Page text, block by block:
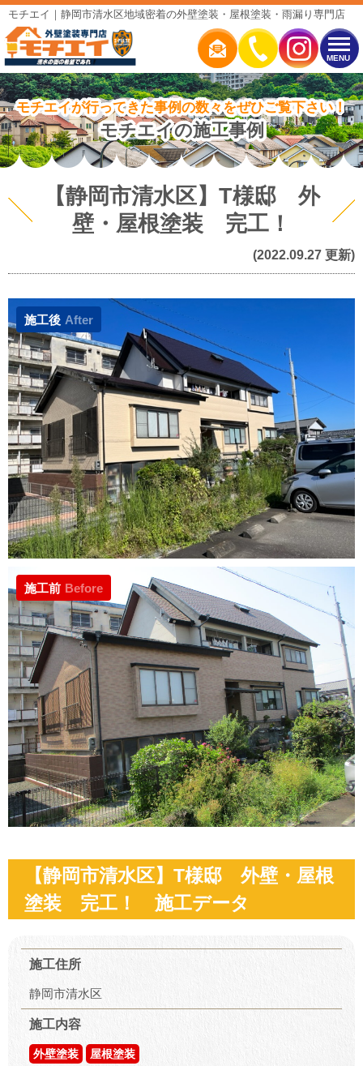
MENU
モチエイ｜静岡市清水区地域密着の外壁塗装・屋根塗装・雨漏り専門店
モチエイが行ってきた事例の数々をぜひご覧下さい！
モチエイの施工事例
【静岡市清水区】T様邸 外
壁・屋根塗装 完工！
(2022.09.27 更新)
施工後 After
施工前 Before
【静岡市清水区】T様邸 外壁・屋根
塗装 完工！ 施工データ
施工住所
静岡市清水区
施工内容
外壁塗装 屋根塗装